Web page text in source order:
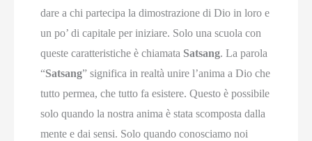
dare a chi partecipa la dimostrazione di Dio in loro e
un po’ di capitale per iniziare. Solo una scuola con
queste caratteristiche è chiamata Satsang. La parola
“Satsang” significa in realtà unire l’anima a Dio che
tutto permea, che tutto fa esistere. Questo è possibile
solo quando la nostra anima è stata scomposta dalla
mente e dai sensi. Solo quando conosciamo noi